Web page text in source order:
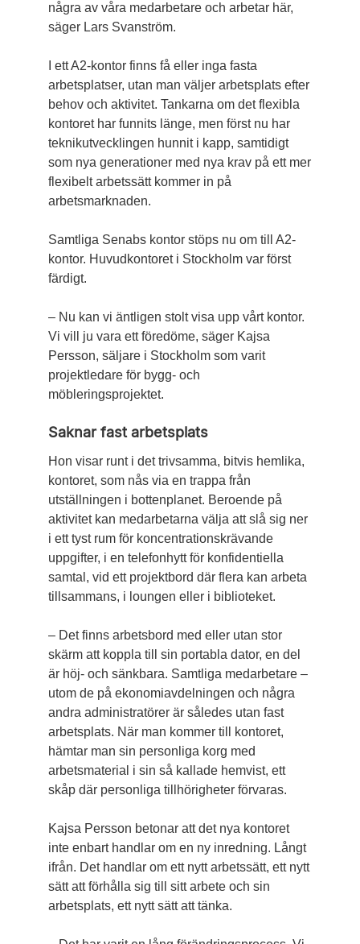
några av våra medarbetare och arbetar här,
säger Lars Svanström.
I ett A2-kontor finns få eller inga fasta
arbetsplatser, utan man väljer arbetsplats efter
behov och aktivitet. Tankarna om det flexibla
kontoret har funnits länge, men först nu har
teknikutvecklingen hunnit i kapp, samtidigt
som nya generationer med nya krav på ett mer
flexibelt arbetssätt kommer in på
arbetsmarknaden.
Samtliga Senabs kontor stöps nu om till A2-
kontor. Huvudkontoret i Stockholm var först
färdigt.
– Nu kan vi äntligen stolt visa upp vårt kontor.
Vi vill ju vara ett föredöme, säger Kajsa
Persson, säljare i Stockholm som varit
projektledare för bygg- och
möbleringsprojektet.
Saknar fast arbetsplats
Hon visar runt i det trivsamma, bitvis hemlika,
kontoret, som nås via en trappa från
utställningen i bottenplanet. Beroende på
aktivitet kan medarbetarna välja att slå sig ner
i ett tyst rum för koncentrationskrävande
uppgifter, i en telefonhytt för konfidentiella
samtal, vid ett projektbord där flera kan arbeta
tillsammans, i loungen eller i biblioteket.
– Det finns arbetsbord med eller utan stor
skärm att koppla till sin portabla dator, en del
är höj- och sänkbara. Samtliga medarbetare –
utom de på ekonomiavdelningen och några
andra administratörer är således utan fast
arbetsplats. När man kommer till kontoret,
hämtar man sin personliga korg med
arbetsmaterial i sin så kallade hemvist, ett
skåp där personliga tillhörigheter förvaras.
Kajsa Persson betonar att det nya kontoret
inte enbart handlar om en ny inredning. Långt
ifrån. Det handlar om ett nytt arbetssätt, ett nytt
sätt att förhålla sig till sitt arbete och sin
arbetsplats, ett nytt sätt att tänka.